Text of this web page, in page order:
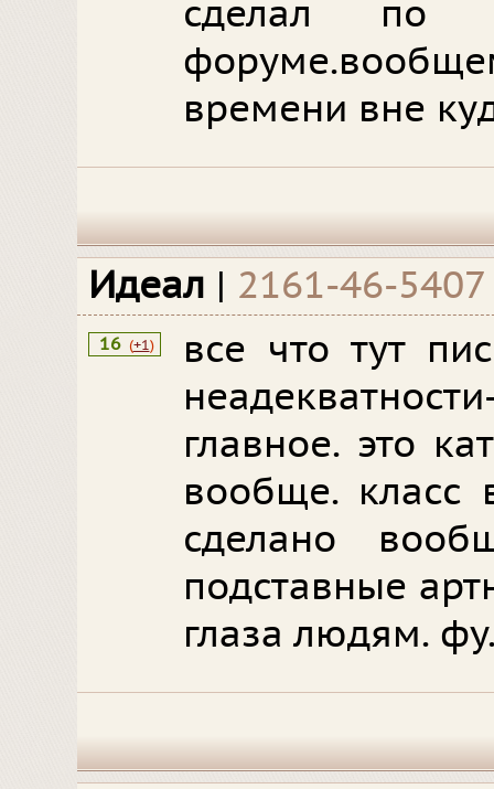
сделал
времени вне
Идеал | 2161-46-5407
16 (+1)
все что тут
главное. это
вообще. класс
сделано
подставные
глаза людям.